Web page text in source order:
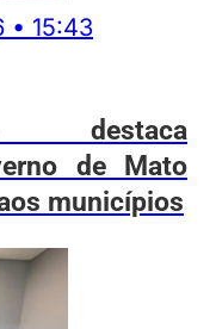
• 15:43
destaca
de Mato
municípios